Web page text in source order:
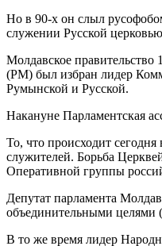
Но в 90-х он слыл
служении Русской
Молдавское правительство
(РМ) был избран лидер
Румынской и Русской.
Накануне Парламентская
То, что происходит
служителей. Борьба
Оперативной группы
Депутат парламента
объединительными целями
В то же время лидер